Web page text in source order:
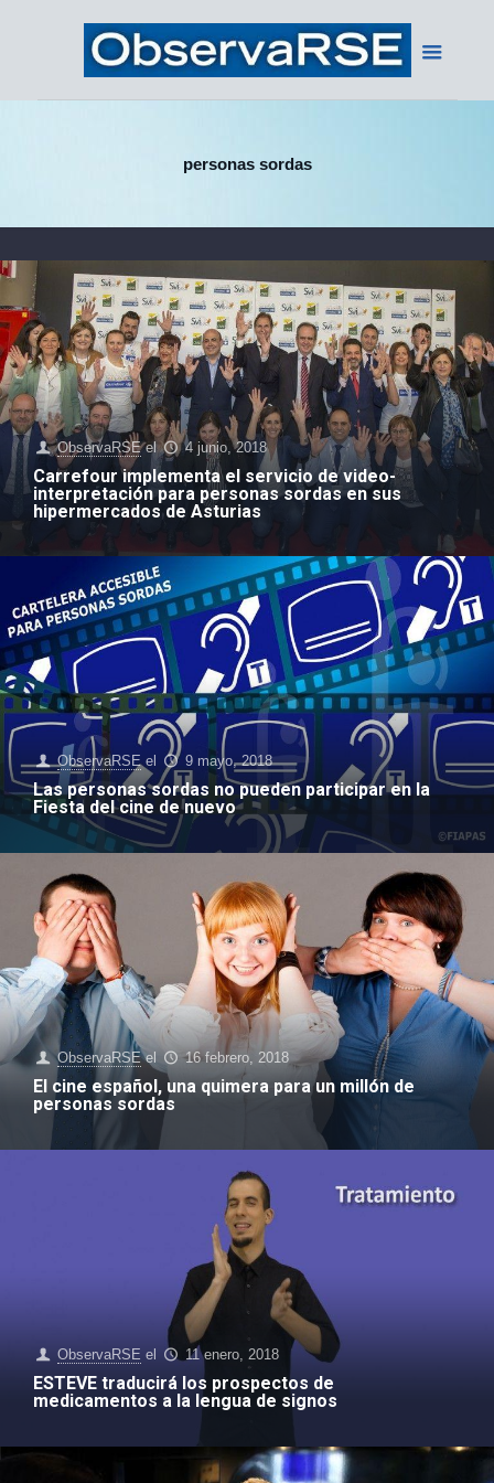
personas sordas
ObservaRSE el 4 junio, 2018
Carrefour implementa el servicio de video-
interpretación para personas sordas en sus
hipermercados de Asturias
ObservaRSE el 9 mayo, 2018
Las personas sordas no pueden participar en la
Fiesta del cine de nuevo
ObservaRSE el 16 febrero, 2018
El cine español, una quimera para un millón de
personas sordas
ObservaRSE el 11 enero, 2018
ESTEVE traducirá los prospectos de
medicamentos a la lengua de signos